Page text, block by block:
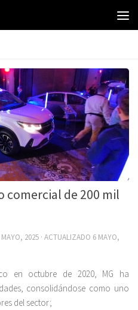
comercial de 200 mil
2025 · ACTUALIZADO 6 MAYO,
en octubre de 2020, MG ha
consolidándose como uno
del sector;